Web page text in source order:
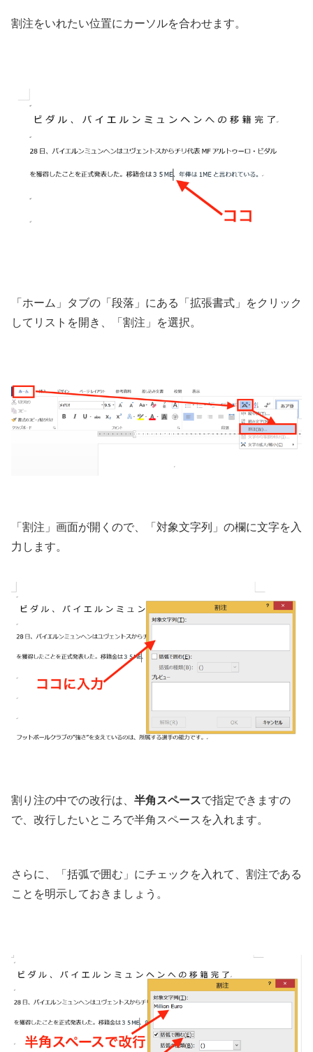
割注をいれたい位置にカーソルを合わせます。
「ホーム」タブの「段落」にある「拡張書式」をクリック
してリストを開き、「割注」を選択。
「割注」画面が開くので、「対象文字列」の欄に文字を入
力します。
割り注の中での改行は、 半角スペースで指定できますの
で、改行したいところで半角スペースを入れます。
さらに、「括弧で囲む」にチェックを入れて、割注である
ことを明示しておきましょう。